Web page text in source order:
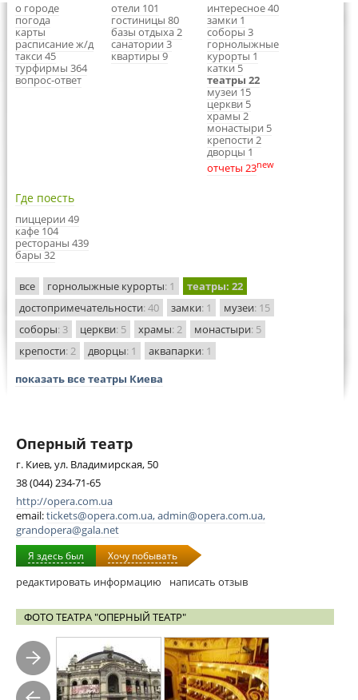
о городе
погода
карты
расписание ж/д
такси 45
турфирмы 364
вопрос-ответ
отели 101
гостиницы 80
базы отдыха 2
санатории 3
квартиры 9
интересное 40
замки 1
соборы 3
горнолыжные
курорты 1
катки 5
театры 22
музеи 15
церкви 5
храмы 2
монастыри 5
крепости 2
дворцы 1
отчеты 23new
Где поесть
пиццерии 49
кафе 104
рестораны 439
бары 32
все горнолыжные курорты: 1 театры: 22
достопримечательности: 40 замки: 1 музеи: 15
соборы: 3 церкви: 5 храмы: 2 монастыри: 5
крепости: 2 дворцы: 1 аквапарки: 1
показать все театры Киева
Оперный театр
г. Киев, ул. Владимирская, 50
38 (044) 234-71-65
http://opera.com.ua
email:tickets@opera.com.ua,admin@opera.com.ua,
grandopera@gala.net
Я здесь был Хочу побывать
редактировать информацию написать отзыв
ФОТО ТЕАТРА "ОПЕРНЫЙ ТЕАТР"